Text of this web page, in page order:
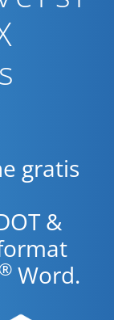
gratis
&
® Word.